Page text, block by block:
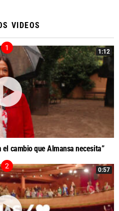
VIDEOS
1:12
el cambio que Almansa necesita”
0:57